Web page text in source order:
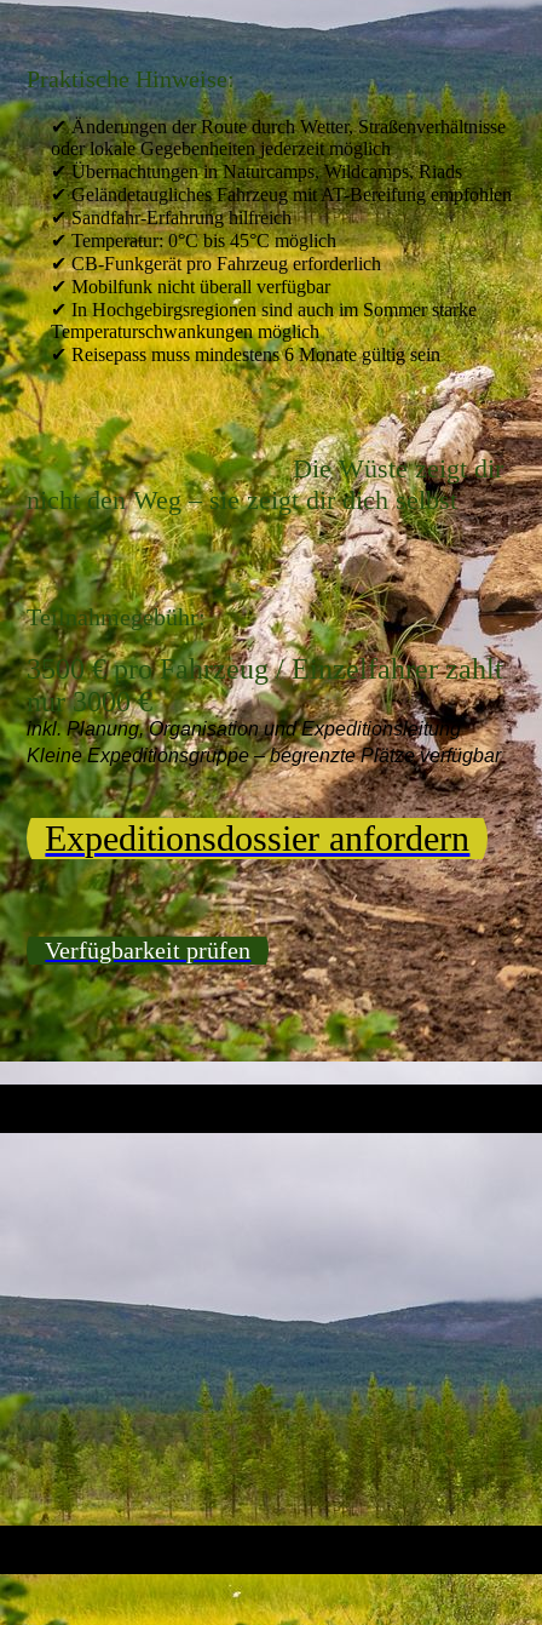
Praktische Hinweise:
✔ Änderungen der Route durch Wetter, Straßenverhältnisse
oder lokale Gegebenheiten jederzeit möglich
✔ Übernachtungen in Naturcamps, Wildcamps, Riads
✔ Geländetaugliches Fahrzeug mit AT-Bereifung empfohlen
✔ Sandfahr-Erfahrung hilfreich
✔ Temperatur: 0°C bis 45°C möglich
✔ CB-Funkgerät pro Fahrzeug erforderlich
✔ Mobilfunk nicht überall verfügbar
✔ In Hochgebirgsregionen sind auch im Sommer starke
Temperaturschwankungen möglich
✔ Reisepass muss mindestens 6 Monate gültig sein
Die Wüste zeigt dir
nicht den Weg – sie zeigt dir dich selbst
Teilnahmegebühr:
3500 € pro Fahrzeug / Einzelfahrer zahlt
nur 3000 €
inkl. Planung, Organisation und Expeditionsleitung
Kleine Expeditionsgruppe – begrenzte Plätze verfügbar
Expeditionsdossier anfordern
Verfügbarkeit prüfen